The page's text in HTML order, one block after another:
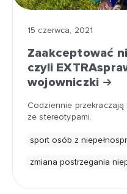
15 czerwca, 2021
Zaakceptować
czyli
wojowniczki
Codziennie
ze stereotypami.
sport osób z
zmiana postrzegania